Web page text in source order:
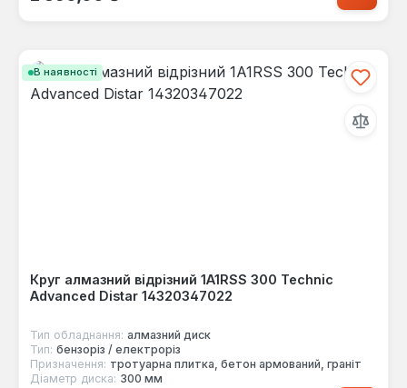
В наявності
Круг алмазний відрізний 1A1RSS 300 Technic
Advanced Distar 14320347022
Тип обладнання: алмазний диск
Тип: бензоріз / електроріз
Призначення: тротуарна плитка, бетон армований, граніт
Діаметр диска: 300 мм